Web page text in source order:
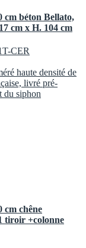
cm béton Bellato,
cm x H. 104 cm
CER
haute densité de
livré pré-
du siphon
cm chêne
tiroir +colonne